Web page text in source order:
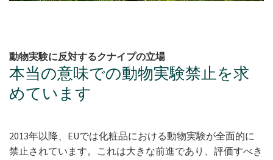
動物実験に反対するクナイプの立場
本当の意味での動物実験禁止を求
めています
2013年以降、EUでは化粧品における動物実験が全面的に
禁止されています。これは大きな前進であり、評価すべき